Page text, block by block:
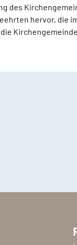
des
hervor, die